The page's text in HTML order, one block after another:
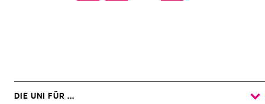
DIE UNI FÜR ...